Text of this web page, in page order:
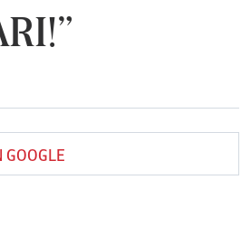
GOOGLE
Rapid
Farul